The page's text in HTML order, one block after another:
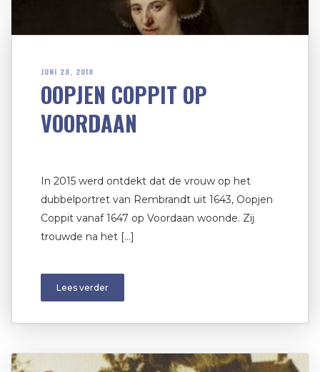
JUNI 28, 2018
OOPJEN COPPIT OP
VOORDAAN
In 2015 werd ontdekt dat de vrouw op het
dubbelportret van Rembrandt uit 1643, Oopjen
Coppit vanaf 1647 op Voordaan woonde. Zij
trouwde na het […]
Lees verder